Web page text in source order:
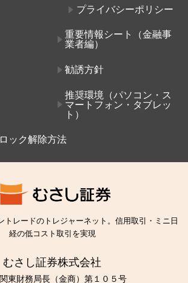
プライバシーポリシー
重要情報シート（金融事
業者編）
勧誘方針
推奨環境（パソコン・ス
マートフォン・タブレッ
ト）
ック解除方法
トレードのトレジャーネット。信用取引・ミニ日
経の低コスト取引を実現
むさし証券株式会社
東財務局長（金商）第１０５号